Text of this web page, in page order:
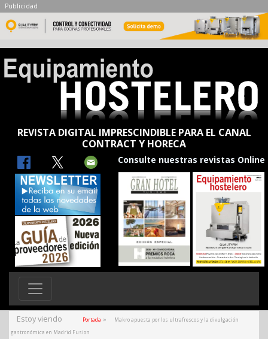
Publicidad
REVISTA DIGITAL IMPRESCINDIBLE PARA EL CANAL
CONTRACT Y HORECA
Consulte nuestras revistas Online
Estoy viendo Portada »
Makro apuesta por los ultrafrescos y la divulgación
gastronómica en Madrid Fusion